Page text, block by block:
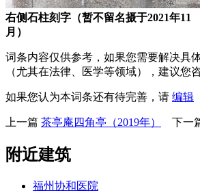
右侧石柱刻字（暂不留名摄于2021年11
月）
词条内容仅供参考，如果您需要解决具
（尤其在法律、医学等领域），建议您
如果您认为本词条还有待完善，请 编辑
上一篇 茶亭庵四角亭（2019年） 下一
附近建筑
福州协和医院